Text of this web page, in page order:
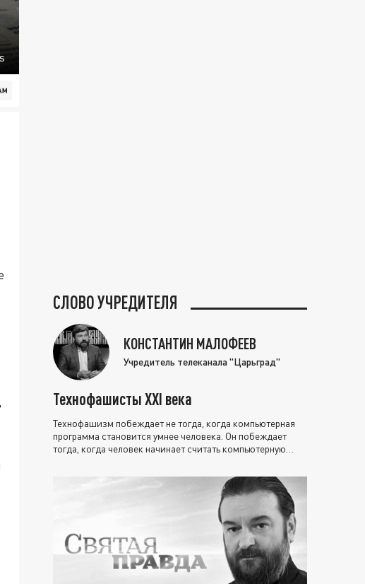
СЛОВО УЧРЕДИТЕЛЯ
КОНСТАНТИН МАЛОФЕЕВ
Учредитель телеканала "Царьград"
Технофашисты XXI века
Технофашизм побеждает не тогда, когда компьютерная
программа становится умнее человека. Он побеждает
тогда, когда человек начинает считать компьютерную